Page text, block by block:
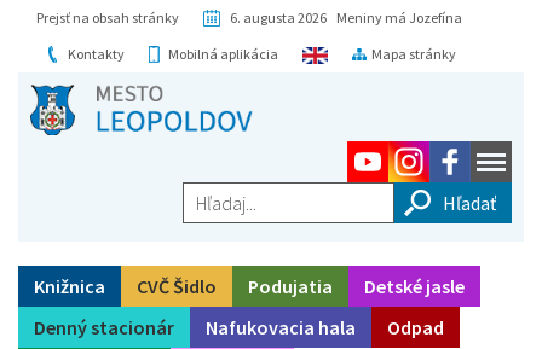
Prejsť na obsah stránky
6. augusta 2026 Meniny má Jozefína
Kontakty
Mobilná aplikácia Mapa stránky
Hľadaj...
Knižnica CVČ Šidlo Podujatia
Detské jasle
Denný stacionár
Nafukovacia hala
Odpad